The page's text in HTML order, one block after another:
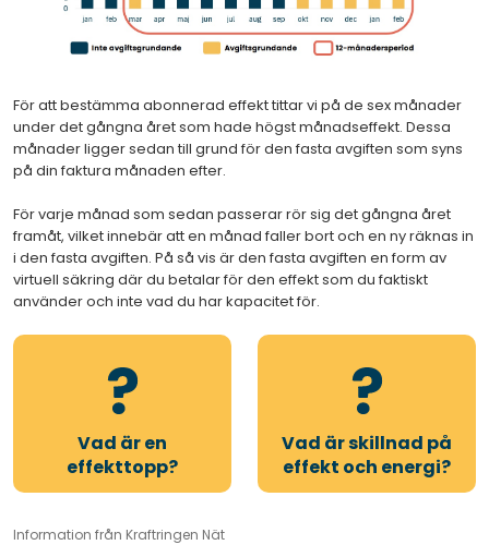
För att bestämma abonnerad effekt tittar vi på de sex månader
under det gångna året som hade högst månadseffekt. Dessa
månader ligger sedan till grund för den fasta avgiften som syns
på din faktura månaden efter.
För varje månad som sedan passerar rör sig det gångna året
framåt, vilket innebär att en månad faller bort och en ny räknas in
i den fasta avgiften. På så vis är den fasta avgiften en form av
virtuell säkring där du betalar för den effekt som du faktiskt
använder och inte vad du har kapacitet för.
Vad är en
effekttopp?
Vad är skillnad på
effekt och energi?
Information från Kraftringen Nät